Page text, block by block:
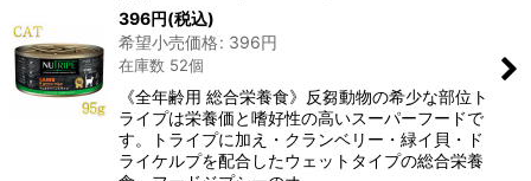
396円(税込)
希望小売価格: 396円
在庫数 52個
《全年齢用 総合栄養食》反芻動物の希少な部位ト
ライプは栄養価と嗜好性の高いスーパーフードで
す。トライプに加え・クランベリー・緑イ貝・ド
ライケルプを配合したウェットタイプの総合栄養